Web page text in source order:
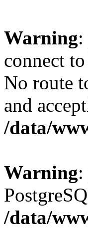
Warning
connect
No route
and
/data/
Warning
/data/